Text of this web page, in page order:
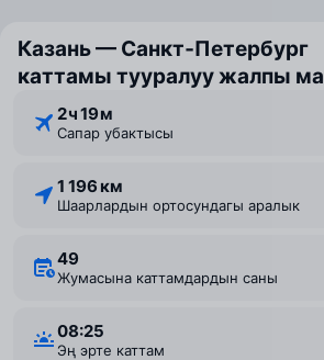
Казань — Санкт‑Петербург
каттамы тууралуу жалпы
2 ⁠ч 19 ⁠м
Сапар убактысы
1 196 км
Шаарлардын ортосундагы аралык
49
Жумасына каттамдардын саны
08:25
Эң эрте каттам